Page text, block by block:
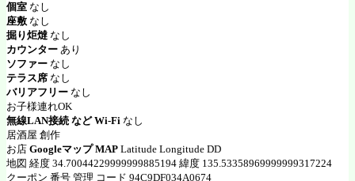
個室 なし
座敷 なし
掘り炬燵 なし
カウンター あり
ソファー なし
テラス席 なし
バリアフリー なし
お子様連れOK
無線LAN接続 など Wi-Fi なし
居酒屋 創作
お店 Googleマップ MAP Latitude Longitude DD
地図 経度 34.70044229999999885194 緯度 135.53358969999999317224
クーポン 番号 管理 コード 94C9DF034A0674